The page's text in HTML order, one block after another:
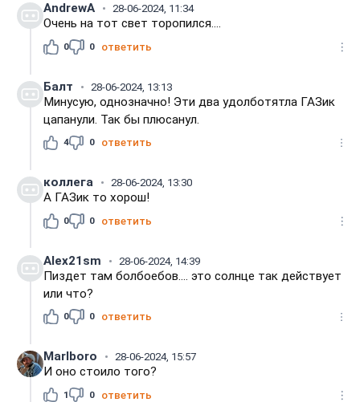
AndrewA 28-06-2024, 11:34
Очень на тот свет торопился....
0 0 ответить
Балт 28-06-2024, 13:13
Минусую, однозначно! Эти два удолботятла ГАЗик
цапанули. Так бы плюсанул.
4 0 ответить
коллега 28-06-2024, 13:30
А ГАЗик то хорош!
0 0 ответить
Alex21sm 28-06-2024, 14:39
Пиздет там болбоебов.... это солнце так действует
или что?
0 0 ответить
Marlboro 28-06-2024, 15:57
И оно стоило того?
1 0 ответить